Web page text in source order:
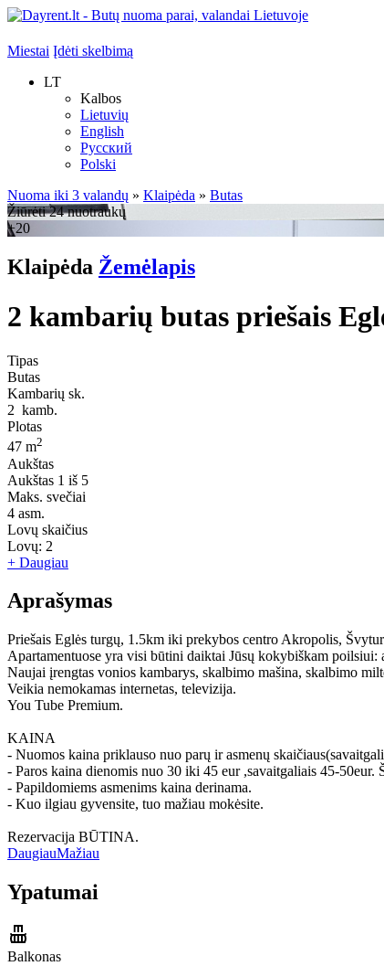
Miestai Įdėti skelbimą
LT
Kalbos
Lietuvių
English
Русский
Polski
Nuoma iki 3 valandų » Klaipėda » Butas
Žiūrėti 24 nuotraukų
+20
Klaipėda Žemėlapis
2 kambarių butas priešais
Tipas
Butas
Kambarių sk.
2 kamb.
Plotas
47 m2
Aukštas
Aukštas 1 iš 5
Maks. svečiai
4 asm.
Lovų skaičius
Lovų: 2
+ Daugiau
Aprašymas
Priešais Eglės turgų, 1.5km iki prekybos centro Akropolis,
Apartamentuose yra visi būtini daiktai Jūsų kokybiškam poilsiui:
Naujai įrengtas vonios kambarys, skalbimo mašina, skalbimo
Veikia nemokamas internetas, televizija.
You Tube Premium.
KAINA
- Nuomos kaina priklauso nuo parų ir asmenų
- Paros kaina dienomis nuo 30 iki 45 eur ,savaitgaliais 45-50eur.
- Papildomiems asmenims kaina derinama.
- Kuo ilgiau gyvensite, tuo mažiau mokėsite.
Rezervacija BŪTINA.
DaugiauMažiau
Ypatumai
Balkonas